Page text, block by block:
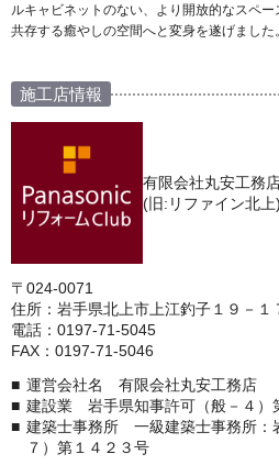
ルキャビネットのない、より開放的なスペ
共存する癒やしの空間へと変身を遂げました。
施工店情報
有限会社丸安工務
(旧:リファイン北上)
〒024-0071
住所：岩手県北上市上江釣子１９－１
電話：0197-71-5045
FAX：0197-71-5046
運営会社名 有限会社丸安工務店
建設業 岩手県知事許可（般－４）
建築士事務所 一級建築士事務所：
７）第１４２３号